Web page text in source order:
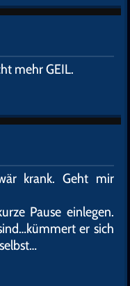
eingepennt zu sein.
laut posten, sonst
ganzen Abend an